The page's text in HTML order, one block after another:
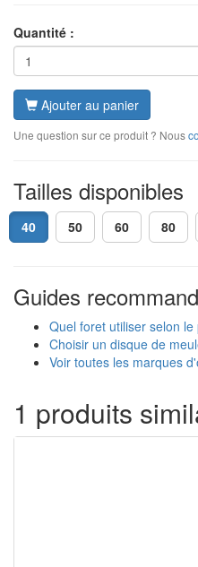
Quantité :
Ajouter au panier
Une question sur ce produit ? Nous
Tailles disponibles
40 50 60 80
Guides
Quel foret utiliser selon
Choisir un disque de
Voir toutes les marques
1 produits